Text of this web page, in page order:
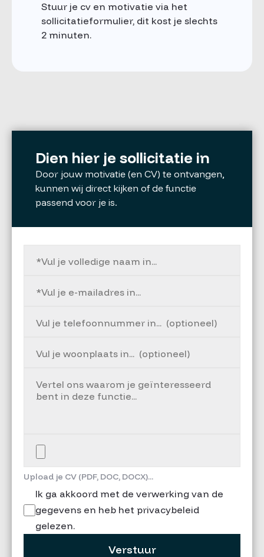
Stuur je cv en motivatie via het
sollicitatieformulier, dit kost je slechts
2 minuten.
Dien hier je sollicitatie in
Door jouw motivatie (en CV) te ontvangen,
kunnen wij direct kijken of de functie
passend voor je is.
Upload je CV (PDF, DOC, DOCX)...
Ik ga akkoord met de verwerking van de
gegevens en heb het privacybeleid
gelezen.
Verstuur